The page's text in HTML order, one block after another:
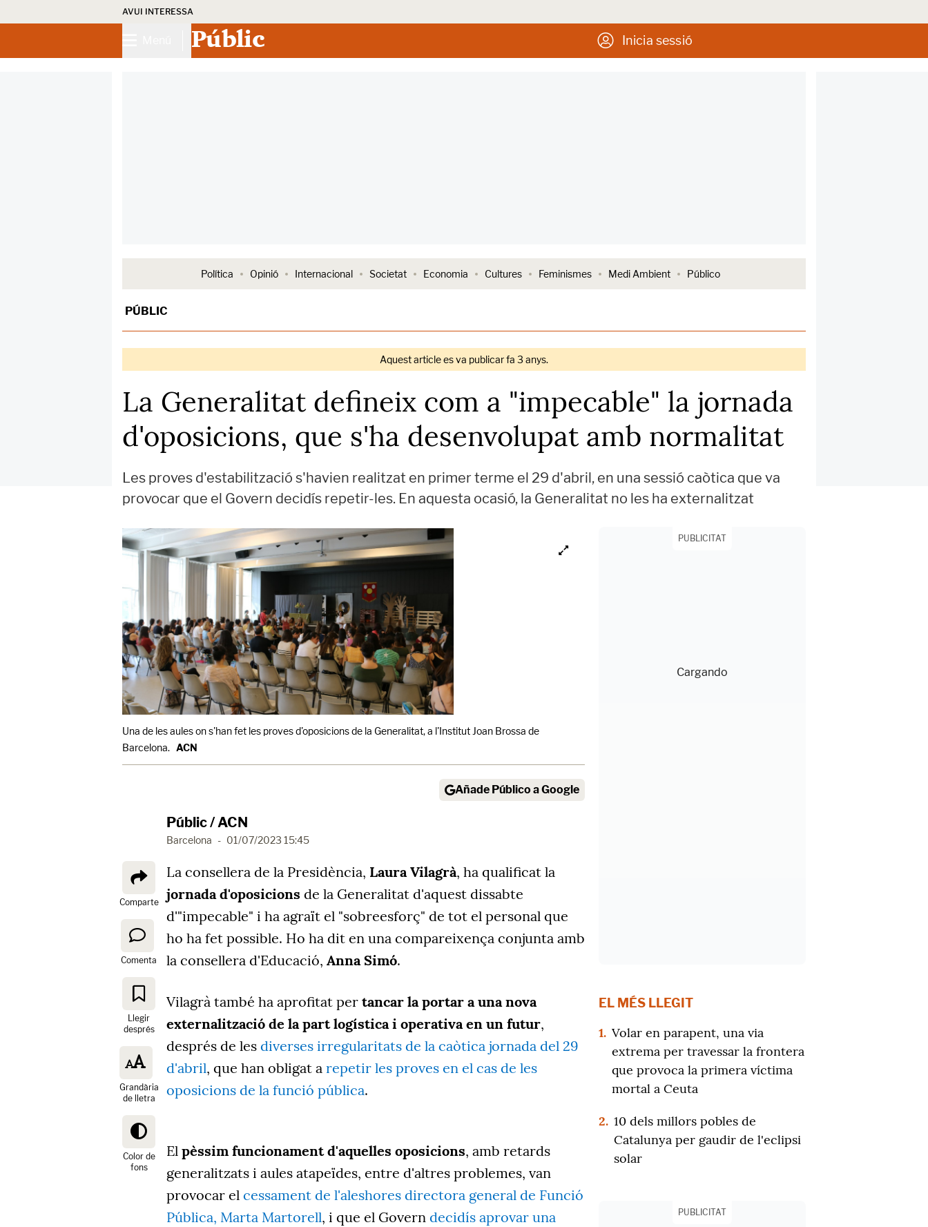
AVUI INTERESSA
Públic Inicia sessió
Política Opinió Internacional Societat Economia Cultures Feminismes Medi Ambient Público
PÚBLIC
Aquest article es va publicar fa 3 anys.
La Generalitat defineix com a "impecable" la jornada
d'oposicions, que s'ha desenvolupat amb normalitat
Les proves d'estabilització s'havien realitzat en primer terme el 29 d'abril, en una sessió caòtica que va
provocar que el Govern decidís repetir-les. En aquesta ocasió, la Generalitat no les ha externalitzat
Una de les aules on s'han fet les proves d'oposicions de la Generalitat, a l'Institut Joan Brossa de
Barcelona. ACN
Añade Público a Google
Públic / ACN
Barcelona - 01/07/2023 15:45
Comparte
Comenta
Llegir
després
Grandària
de lletra
Color de
fons
La consellera de la Presidència, Laura Vilagrà, ha qualificat la
jornada d'oposicions de la Generalitat d'aquest dissabte
d'"impecable" i ha agraït el "sobreesforç" de tot el personal que
ho ha fet possible. Ho ha dit en una compareixença conjunta amb
la consellera d'Educació, Anna Simó.
Vilagrà també ha aprofitat per tancar la portar a una nova
externalització de la part logística i operativa en un futur,
després de les diverses irregularitats de la caòtica jornada del 29
d'abril, que han obligat a repetir les proves en el cas de les
oposicions de la funció pública.
El pèssim funcionament d'aquelles oposicions, amb retards
generalitzats i aules atapeïdes, entre d'altres problemes, van
provocar el cessament de l'aleshores directora general de Funció
Pública, Marta Martorell, i que el Govern decidís aprovar una
PUBLICITAT
EL MÉS LLEGIT
1. Volar en parapent, una via
extrema per travessar la frontera
que provoca la primera víctima
mortal a Ceuta
2. 10 dels millors pobles de
Catalunya per gaudir de l'eclipsi
solar
PUBLICITAT